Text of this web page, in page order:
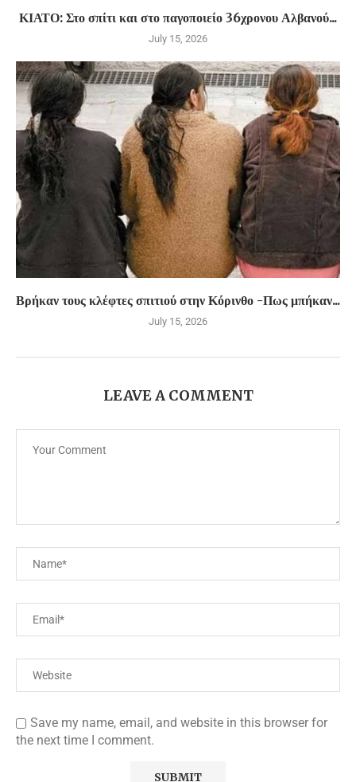
ΚΙΑΤΟ: Στο σπίτι και στο παγοποιείο 36χρονου Αλβανού...
July 15, 2026
Βρήκαν τους κλέφτες σπιτιού στην Κόρινθο -Πως μπήκαν...
July 15, 2026
LEAVE A COMMENT
Save my name, email, and website in this browser for
the next time I comment.